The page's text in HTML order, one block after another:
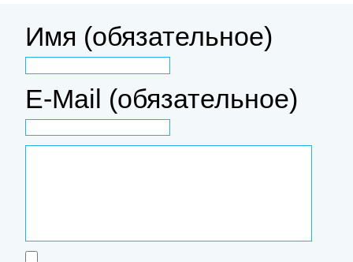
Имя (обязательное)
E-Mail (обязательное)